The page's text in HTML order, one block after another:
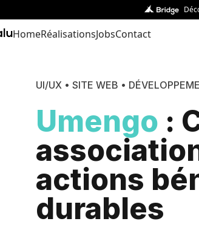
UI/UX • SITE WEB •
Umengo :
actions
durables